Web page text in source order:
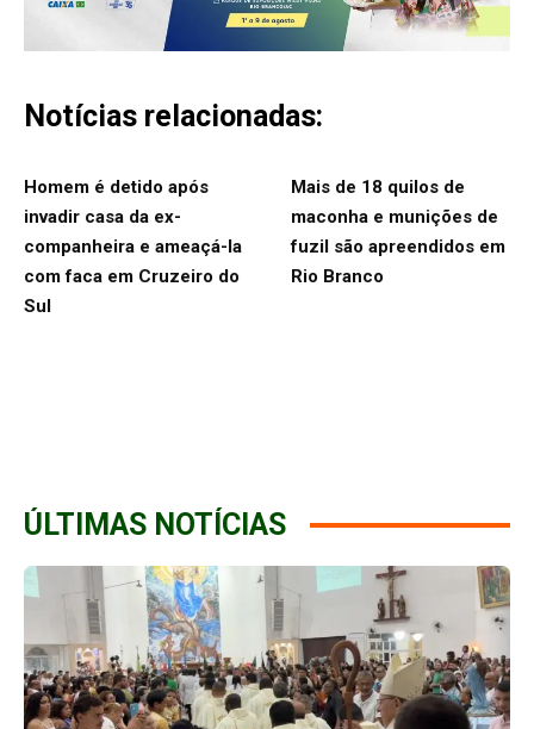
Notícias relacionadas:
Homem é detido após
invadir casa da ex-
companheira e ameaçá-la
com faca em Cruzeiro do
Sul
Mais de 18 quilos de
maconha e munições de
fuzil são apreendidos em
Rio Branco
ÚLTIMAS NOTÍCIAS